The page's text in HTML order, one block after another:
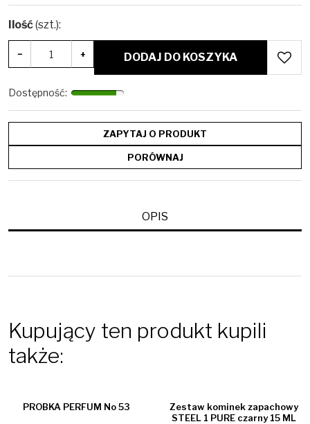
Ilość(szt.):
− + DODAJ DO KOSZYKA
Dostępność:
ZAPYTAJ O PRODUKT
PORÓWNAJ
OPIS
Kupujący ten produkt kupili
także:
PROBKA PERFUM No 53
Zestaw kominek zapachowy
STEEL 1 PURE czarny 15 ML